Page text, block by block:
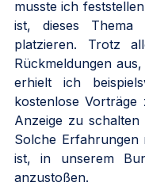
musste ich
ist, dieses
platzieren. Trotz
Rückmeldungen
erhielt ich
kostenlose
Anzeige zu
Solche Erfahrungen
ist, in unserem
anzustoßen.